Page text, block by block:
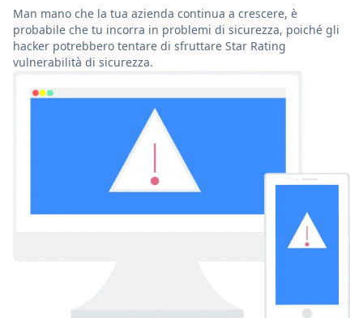
Man mano che la tua azienda continua a crescere, è
probabile che tu incorra in problemi di sicurezza, poiché gli
hacker potrebbero tentare di sfruttare Star Rating
vulnerabilità di sicurezza.